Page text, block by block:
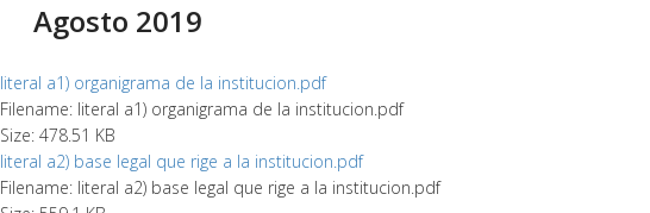
Agosto 2019
literal a1) organigrama de la institucion.pdf
Filename: literal a1) organigrama de la institucion.pdf
Size: 478.51 KB
literal a2) base legal que rige a la institucion.pdf
Filename: literal a2) base legal que rige a la institucion.pdf